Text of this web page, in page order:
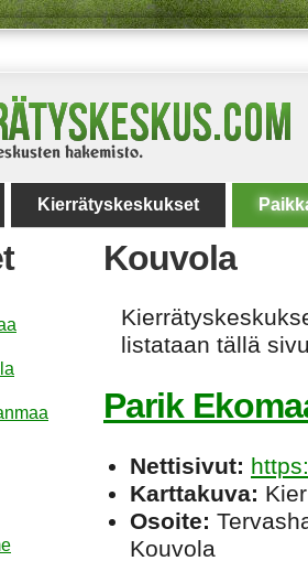
Kierrätyskeskukset
Kouvola
listataan tällä
Parik
Nettisivut:
Karttakuva:
Osoite:
Kouvola